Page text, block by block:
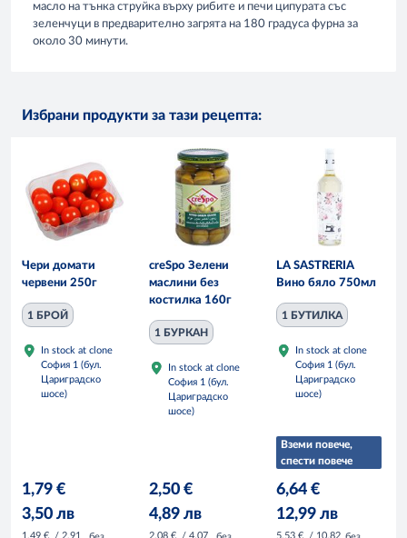
масло на тънка струйка върху рибите и печи ципурата със
зеленчуци в предварително загрята на 180 градуса фурна за
около 30 минути.
Избрани продукти за тази рецепта:
Чери домати
червени 250г
1 БРОЙ
In stock at clone
София 1 (бул.
Цариградско
шосе)
1,79 €
3,50 лв
creSpo Зелени
маслини без
костилка 160г
1 БУРКАН
In stock at clone
София 1 (бул.
Цариградско
шосе)
2,50 €
4,89 лв
LA SASTRERIA
Вино бяло 750мл
1 БУТИЛКА
In stock at clone
София 1 (бул.
Цариградско
шосе)
Вземи повече,
спести повече
6,64 €
12,99 лв